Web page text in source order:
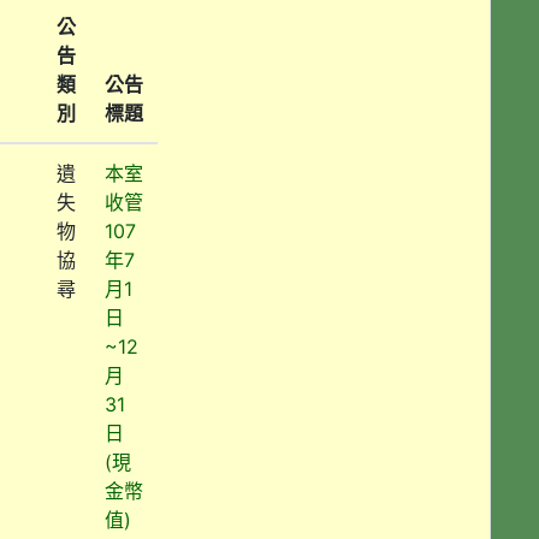
公
告
類
別
公告
標題
遺
失
物
協
尋
本室
收管
107
年7
月1
日
~12
月
31
日
(現
金幣
值)